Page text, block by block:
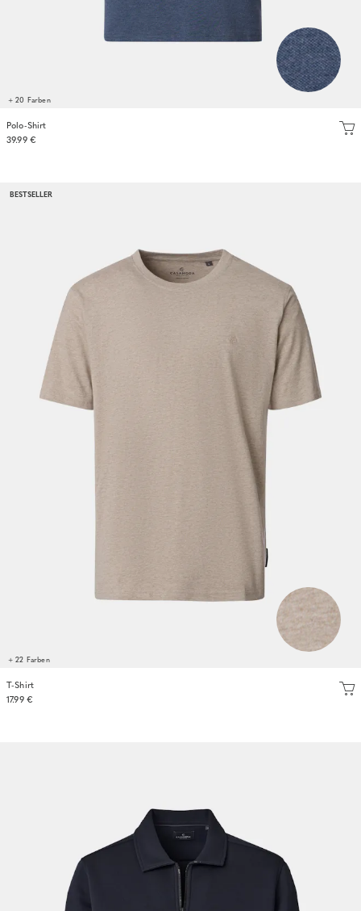
+ 20 Farben
Polo-Shirt
39.99 €
BESTSELLER
+ 22 Farben
T-Shirt
17.99 €